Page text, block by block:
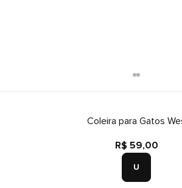
Coleira para Gatos
R$ 59,00
U